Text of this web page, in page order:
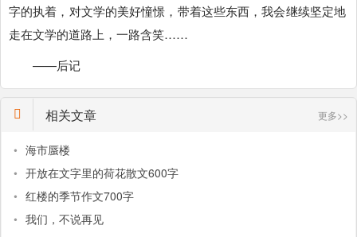
字的执着，对文学的美好憧憬，带着这些东西，我会继续坚定地
走在文学的道路上，一路含笑……
——后记
相关文章 更多>>
• 海市蜃楼
• 开放在文字里的荷花散文600字
• 红楼的季节作文700字
• 我们，不说再见